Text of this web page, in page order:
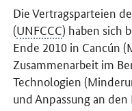
Die Vertragsparteien
(UNFCCC) haben sich
Ende 2010 in Cancún
Zusammenarbeit im
Technologien
und Anpassung an